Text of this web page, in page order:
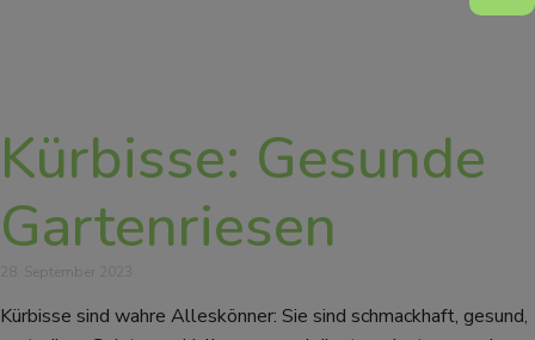
Kürbisse: Gesunde
Gartenriesen
Kürbisse sind wahre Alleskönner: Sie sind schmackhaft, gesund,